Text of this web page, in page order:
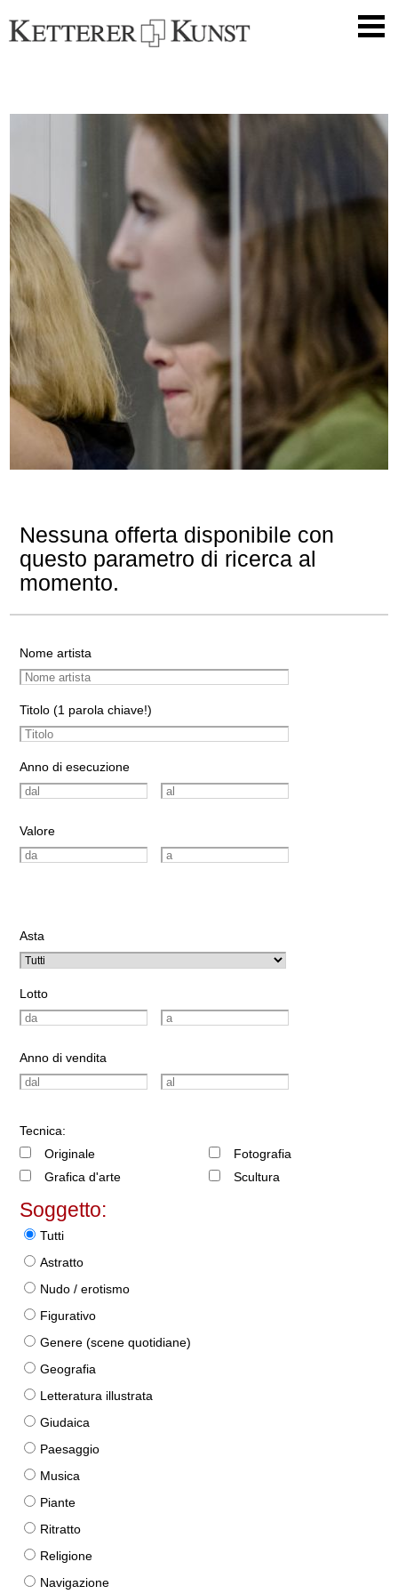
Nessuna offerta disponibile con
questo parametro di ricerca al
momento.
Nome artista
Titolo (1 parola chiave!)
Anno di esecuzione
Valore
Asta
Lotto
Anno di vendita
Tecnica:
Originale
Grafica d'arte
Fotografia
Scultura
Soggetto:
Tutti
Astratto
Nudo / erotismo
Figurativo
Genere (scene quotidiane)
Geografia
Letteratura illustrata
Giudaica
Paesaggio
Musica
Piante
Ritratto
Religione
Navigazione